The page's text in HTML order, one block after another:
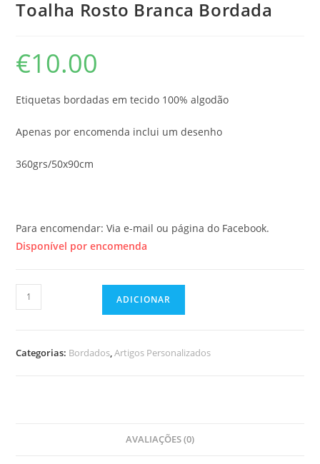
Toalha Rosto Branca Bordada
€10.00
Etiquetas bordadas em tecido 100% algodão
Apenas por encomenda inclui um desenho
360grs/50x90cm
Para encomendar: Via e-mail ou página do Facebook.
Disponível por encomenda
Quantidade
de
ADICIONAR
Categorias: Bordados,Artigos Personalizados
AVALIAÇÕES (0)